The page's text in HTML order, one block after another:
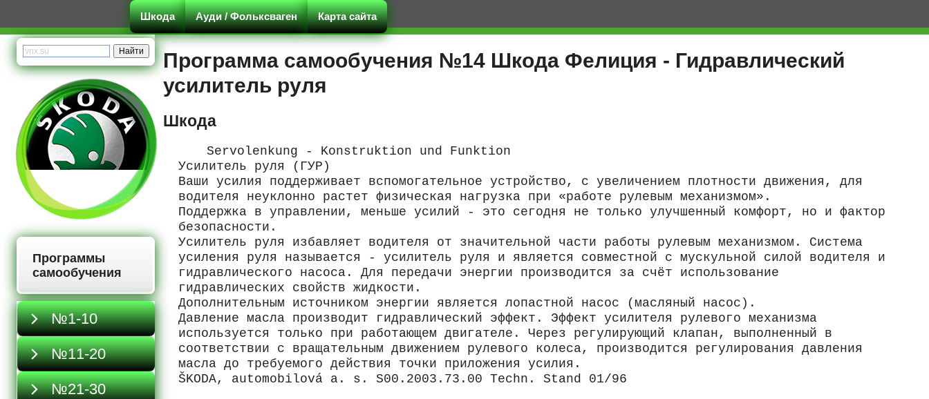
Шкода Ауди / Фольксваген Карта сайта
Программы
самообучения
№1-10
№11-20
№21-30
Программа самообучения №14 Шкода Фелиция - Гидравлический
усилитель руля
Шкода
Servolenkung - Konstruktion und Funktion
Усилитель руля (ГУР)
Ваши усилия поддерживает вспомогательное устройство, с увеличением плотности движения, для
водителя неуклонно растет физическая нагрузка при «работе рулевым механизмом».
Поддержка в управлении, меньше усилий - это сегодня не только улучшенный комфорт, но и фактор
безопасности.
Усилитель руля избавляет водителя от значительной части работы рулевым механизмом. Система
усиления руля называется - усилитель руля и является совместной с мускульной силой водителя и
гидравлического насоса. Для передачи энергии производится за счёт использование
гидравлических свойств жидкости.
Дополнительным источником энергии является лопастной насос (масляный насос).
Давление масла производит гидравлический эффект. Эффект усилителя рулевого механизма
используется только при работающем двигателе. Через регулирующий клапан, выполненный в
соответствии с вращательным движением рулевого колеса, производится регулирования давления
масла до требуемого действия точки приложения усилия.
ŠKODA, automobilová a. s. S00.2003.73.00 Techn. Stand 01/96